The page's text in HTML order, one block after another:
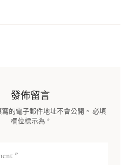
發佈留言
的電子郵件地址不會公開。 必填
欄位標示為 *